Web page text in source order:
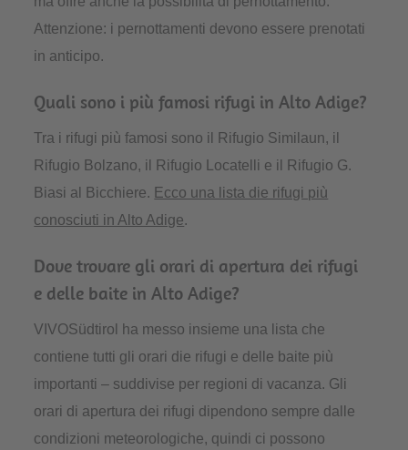
Attenzione: i pernottamenti devono essere prenotati
in anticipo.
Quali sono i più famosi rifugi in Alto Adige?
Tra i rifugi più famosi sono il Rifugio Similaun, il
Rifugio Bolzano, il Rifugio Locatelli e il Rifugio G.
Biasi al Bicchiere. Ecco una lista die rifugi più
conosciuti in Alto Adige.
Dove trovare gli orari di apertura dei rifugi
e delle baite in Alto Adige?
VIVOSüdtirol ha messo insieme una lista che
contiene tutti gli orari die rifugi e delle baite più
importanti – suddivise per regioni di vacanza. Gli
orari di apertura dei rifugi dipendono sempre dalle
condizioni meteorologiche, quindi ci possono